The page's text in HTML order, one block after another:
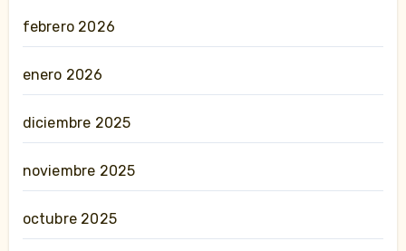
febrero 2026
enero 2026
diciembre 2025
noviembre 2025
octubre 2025